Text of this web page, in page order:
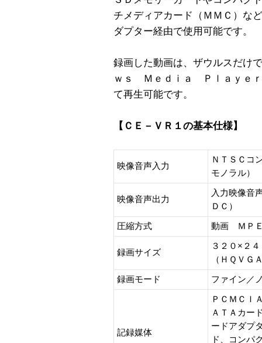
チメディアカード（ＭＭＣ）な
ダプター経由で使用可能です。
録画した動画は、ザウルスだけ
ｗｓ Ｍｅｄｉａ Ｐｌａｙｅｒ
て再生可能です。
【ＣＥ－ＶＲ１の基本仕様】
映像音声入力
ＮＴＳＣコ
モノラル）
映像音声出力
入力映像音
ＤＣ）
圧縮方式 動画 ＭＰ
録画サイズ
３２０×２
（ＨＱＶＧ
録画モード ファイン／
記録媒体
ＰＣＭＣＩ
ＡＴＡカー
ードアダプ
ド、コンパ